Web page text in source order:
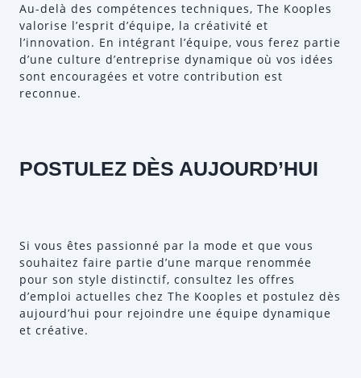
Au-delà des compétences techniques, The Kooples
valorise l’esprit d’équipe, la créativité et
l’innovation. En intégrant l’équipe, vous ferez partie
d’une culture d’entreprise dynamique où vos idées
sont encouragées et votre contribution est
reconnue.
POSTULEZ DÈS AUJOURD’HUI
Si vous êtes passionné par la mode et que vous
souhaitez faire partie d’une marque renommée
pour son style distinctif, consultez les offres
d’emploi actuelles chez The Kooples et postulez dès
aujourd’hui pour rejoindre une équipe dynamique
et créative.